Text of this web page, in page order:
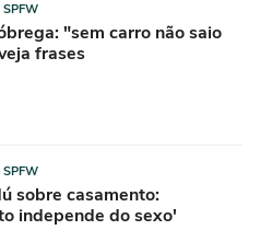
SPFW
"sem carro não saio
frases
SPFW
sobre casamento:
independe do sexo'